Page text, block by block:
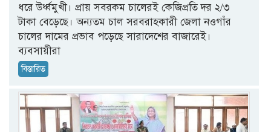
ধরে উর্ধ্বমুখী। প্রায় সবরকম চালেরই কেজিপ্রতি দর ২/৩
টাকা বেড়েছে। অন্যতম চাল সরবরাহকারী জেলা নওগাঁর
চালের দামের প্রভাব পড়েছে সারাদেশের বাজারেই।
ব্যবসায়ীরা
বিস্তারিত